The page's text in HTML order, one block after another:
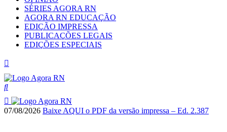
SÉRIES AGORA RN
AGORA RN EDUCAÇÃO
EDIÇÃO IMPRESSA
PUBLICAÇÕES LEGAIS
EDIÇÕES ESPECIAIS
07/08/2026 Baixe AQUI o PDF da versão impressa – Ed. 2.387